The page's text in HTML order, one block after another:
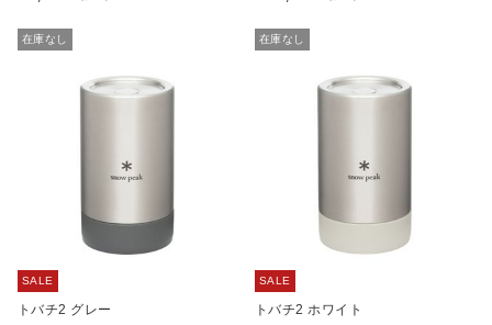
在庫なし
SALE
トバチ2 グレー
在庫なし
SALE
トバチ2 ホワイト